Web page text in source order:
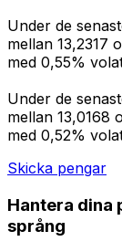
Under de
mellan 13,2317
med 0,55%
Under de
mellan 13,0168
med 0,52%
Skicka pengar
Hantera dina
språng